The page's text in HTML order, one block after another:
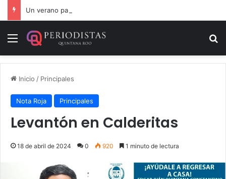
Menú
Inicio / Principales
Nota Roja Principales
Levantón en Calderitas
18 de abril de 2024 0 920 1 minuto de lectura